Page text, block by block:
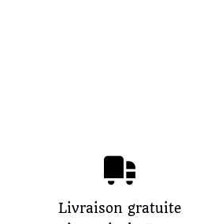
Livraison gratuite